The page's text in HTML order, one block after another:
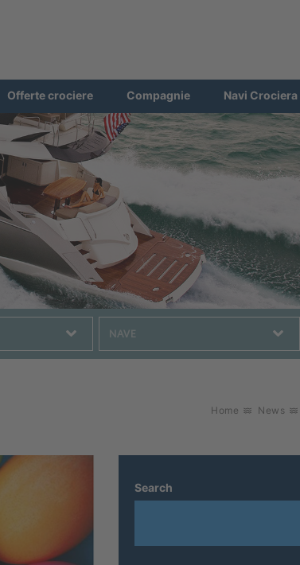
Offerte crociere Compagnie Navi Crociera
Home News
Search